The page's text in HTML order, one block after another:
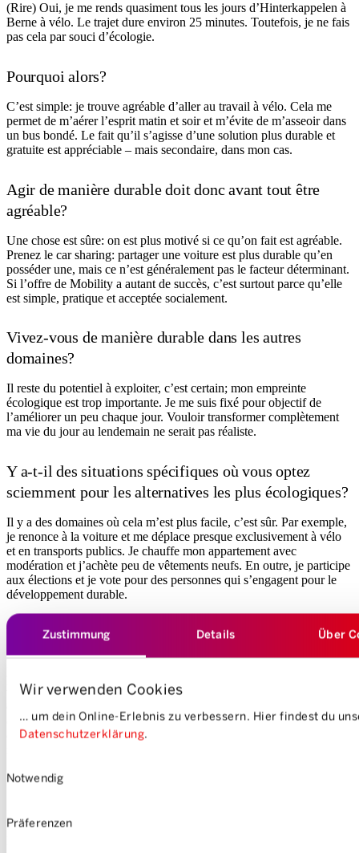
Zustimmung Details Über
Wir verwenden Cookies
… um dein Online-Erlebnis zu verbessern. Hier findest du
Datenschutzerklärung.
Notwendig
Präferenzen
(Rire) Oui, je me rends quasiment tous les jours d’Hinterkappelen à
Berne à vélo. Le trajet dure environ 25 minutes. Toutefois, je ne fais
pas cela par souci d’écologie.
Pourquoi alors?
C’est simple: je trouve agréable d’aller au travail à vélo. Cela me
permet de m’aérer l’esprit matin et soir et m’évite de m’asseoir dans
un bus bondé. Le fait qu’il s’agisse d’une solution plus durable et
gratuite est appréciable – mais secondaire, dans mon cas.
Agir de manière durable doit donc avant tout être
agréable?
Une chose est sûre: on est plus motivé si ce qu’on fait est agréable.
Prenez le car sharing: partager une voiture est plus durable qu’en
posséder une, mais ce n’est généralement pas le facteur déterminant.
Si l’offre de Mobility a autant de succès, c’est surtout parce qu’elle
est simple, pratique et acceptée socialement.
Vivez-vous de manière durable dans les autres
domaines?
Il reste du potentiel à exploiter, c’est certain; mon empreinte
écologique est trop importante. Je me suis fixé pour objectif de
l’améliorer un peu chaque jour. Vouloir transformer complètement
ma vie du jour au lendemain ne serait pas réaliste.
Y a-t-il des situations spécifiques où vous optez
sciemment pour les alternatives les plus écologiques?
Il y a des domaines où cela m’est plus facile, c’est sûr. Par exemple,
je renonce à la voiture et me déplace presque exclusivement à vélo
et en transports publics. Je chauffe mon appartement avec
modération et j’achète peu de vêtements neufs. En outre, je participe
aux élections et je vote pour des personnes qui s’engagent pour le
développement durable.
Un comportement exemplaire.
train de nuit n’a pas pu avoir lieu comme prévu pour des questions
conscience des répercussions de la consommation de viande. Et
depuis la naissance de ma fille il y a deux ans, le gaspillage de
Il y a certainement beaucoup de gens dans ce cas.